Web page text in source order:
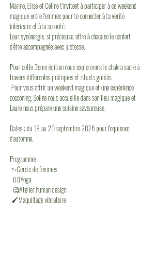
Marine, Elise et Céline t'invitent à participer à ce weekend
magique entre femmes pour te connecter à ta vérité
intérieure et à la sororité.
Leur synénergie, si précieuse, offre à chacune le confort
d'être accompagnée avec justesse.
Pour cette 3ème édition nous explorerons le chakra sacré à
travers différentes pratiques et rituels guidés.
Pour vous offrir un weekend magique et une expérience
cocooning, Soline nous accueille dans son lieu magique et
Laure nous prépare une cuisine savoureuse.
Dates : du 18 au 20 septembre 2026 pour l'equinoxe
d'automne.
Programme :
✨Cercle de femmes
🧘‍♀️Yoga
🧐Atelier human design
🖌️Maquillage vibratoire
🏵️Guidance somatique et énergétique